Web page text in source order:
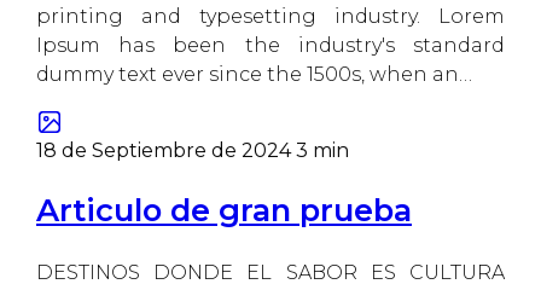
printing and typesetting industry. Lorem
Ipsum has been the industry's standard
dummy text ever since the 1500s, when an…
18 de Septiembre de 2024 3 min
Articulo de gran prueba
DESTINOS DONDE EL SABOR ES CULTURA